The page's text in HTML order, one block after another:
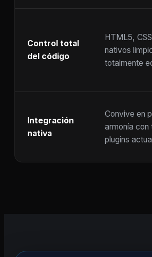
Control total
del código
HTML5,
nativos
totalmente
Integración
nativa
Convive en
armonía con
plugins